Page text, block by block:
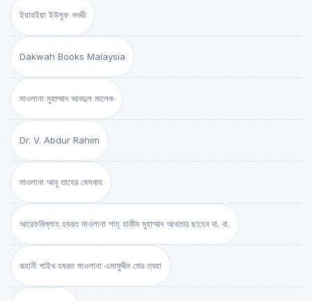
ইয়াহইয়া ইউসুফ নদভী
Dakwah Books Malaysia
মাওলানা মুহাম্মাদ আবদুল মালেক
Dr. V. Abdur Rahim
মাওলানা আবু তাহের মেসবাহ
আরেফবিল্লাহ হযরত মাওলানা শাহ্ হাকীম মুহাম্মাদ আখতার ছাহেব দা. বা.
রূহানী শাইখ হযরত মাওলানা এমামুদ্দীন মোঃ ত্বহা